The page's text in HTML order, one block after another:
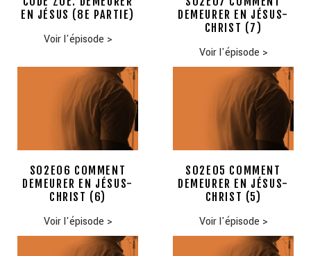
EN JÉSUS (8E PARTIE)
Voir l'épisode >
DEMEURER EN JÉSUS-
CHRIST (7)
Voir l'épisode >
S02E06 COMMENT
DEMEURER EN JÉSUS-
CHRIST (6)
Voir l'épisode >
S02E05 COMMENT
DEMEURER EN JÉSUS-
CHRIST (5)
Voir l'épisode >